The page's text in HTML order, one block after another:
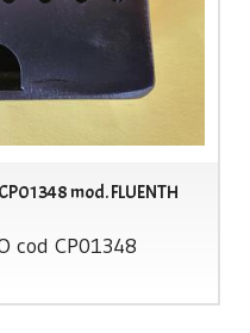
mod. FLUENTH
cod CP01348